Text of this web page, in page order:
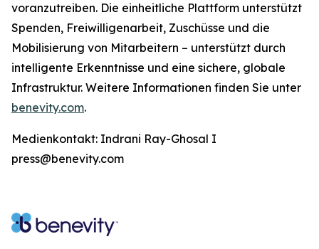
voranzutreiben. Die einheitliche Plattform unterstützt
Spenden, Freiwilligenarbeit, Zuschüsse und die
Mobilisierung von Mitarbeitern – unterstützt durch
intelligente Erkenntnisse und eine sichere, globale
Infrastruktur. Weitere Informationen finden Sie unter
benevity.com.
Medienkontakt: Indrani Ray-Ghosal I
press@benevity.com